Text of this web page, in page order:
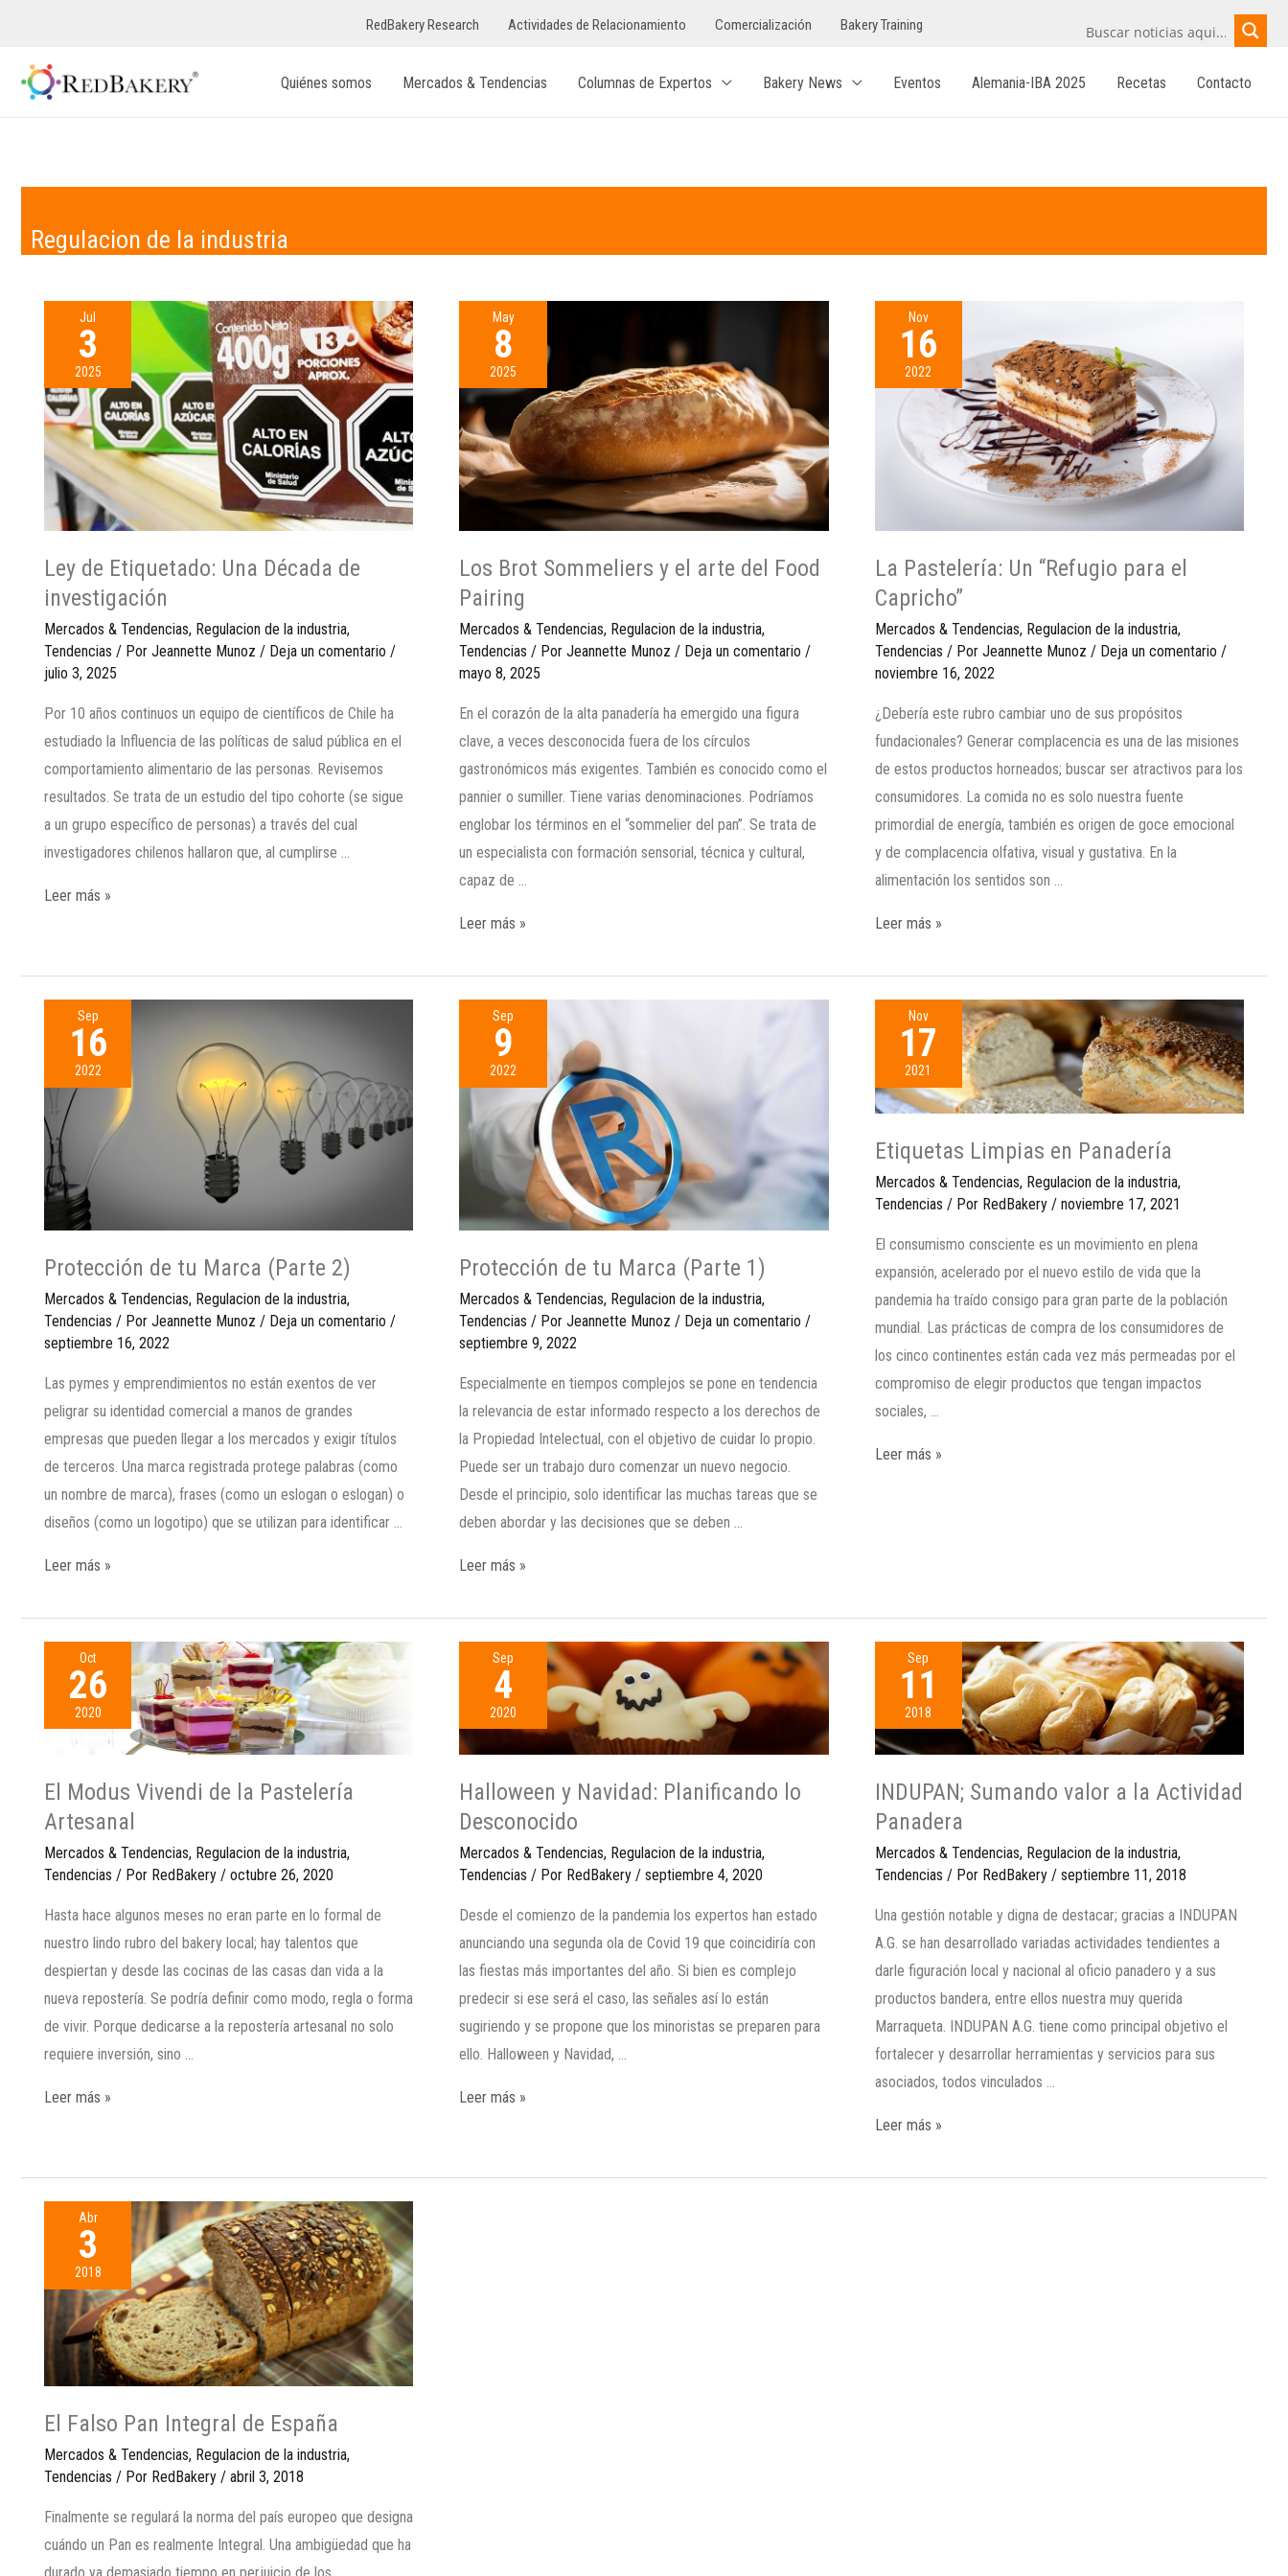
RedBakery Research Actividades de Relacionamiento Comercialización Bakery Training
Quiénes somos Mercados & Tendencias Columnas de Expertos Bakery News Eventos Alemania-IBA 2025 Recetas Contacto
Regulacion de la industria
Jul
3
2025
Ley de Etiquetado: Una Década de
investigación
Mercados & Tendencias, Regulacion de la industria,
Tendencias / Por Jeannette Munoz / Deja un comentario /
julio 3, 2025
Por 10 años continuos un equipo de científicos de Chile ha
estudiado la Influencia de las políticas de salud pública en el
comportamiento alimentario de las personas. Revisemos
resultados. Se trata de un estudio del tipo cohorte (se sigue
a un grupo específico de personas) a través del cual
investigadores chilenos hallaron que, al cumplirse …
Leer más »
May
8
2025
Los Brot Sommeliers y el arte del Food
Pairing
Mercados & Tendencias, Regulacion de la industria,
Tendencias / PorJeannette Munoz / Deja un comentario /
mayo 8, 2025
En el corazón de la alta panadería ha emergido una figura
clave, a veces desconocida fuera de los círculos
gastronómicos más exigentes. También es conocido como el
pannier o sumiller. Tiene varias denominaciones. Podríamos
englobar los términos en el “sommelier del pan”. Se trata de
un especialista con formación sensorial, técnica y cultural,
capaz de …
Leer más »
Nov
16
2022
La Pastelería: Un “Refugio para el
Capricho”
Mercados & Tendencias, Regulacion de la industria,
Tendencias / Por Jeannette Munoz / Deja un comentario /
noviembre 16, 2022
¿Debería este rubro cambiar uno de sus propósitos
fundacionales? Generar complacencia es una de las misiones
de estos productos horneados; buscar ser atractivos para los
consumidores. La comida no es solo nuestra fuente
primordial de energía, también es origen de goce emocional
y de complacencia olfativa, visual y gustativa. En la
alimentación los sentidos son …
Leer más »
Sep
16
2022
Protección de tu Marca (Parte 2)
Mercados & Tendencias, Regulacion de la industria,
Tendencias / Por Jeannette Munoz / Deja un comentario /
septiembre 16, 2022
Las pymes y emprendimientos no están exentos de ver
peligrar su identidad comercial a manos de grandes
empresas que pueden llegar a los mercados y exigir títulos
de terceros. Una marca registrada protege palabras (como
un nombre de marca), frases (como un eslogan o eslogan) o
diseños (como un logotipo) que se utilizan para identificar …
Leer más »
Sep
9
2022
Protección de tu Marca (Parte 1)
Mercados & Tendencias, Regulacion de la industria,
Tendencias / PorJeannette Munoz / Deja un comentario /
septiembre 9, 2022
Especialmente en tiempos complejos se pone en tendencia
la relevancia de estar informado respecto a los derechos de
la Propiedad Intelectual, con el objetivo de cuidar lo propio.
Puede ser un trabajo duro comenzar un nuevo negocio.
Desde el principio, solo identificar las muchas tareas que se
deben abordar y las decisiones que se deben …
Leer más »
Nov
17
2021
Etiquetas Limpias en Panadería
Mercados & Tendencias, Regulacion de la industria,
Tendencias / Por RedBakery / noviembre 17, 2021
El consumismo consciente es un movimiento en plena
expansión, acelerado por el nuevo estilo de vida que la
pandemia ha traído consigo para gran parte de la población
mundial. Las prácticas de compra de los consumidores de
los cinco continentes están cada vez más permeadas por el
compromiso de elegir productos que tengan impactos
sociales, …
Leer más »
Oct
26
2020
El Modus Vivendi de la Pastelería
Artesanal
Mercados & Tendencias, Regulacion de la industria,
Tendencias / Por RedBakery / octubre 26, 2020
Hasta hace algunos meses no eran parte en lo formal de
nuestro lindo rubro del bakery local; hay talentos que
despiertan y desde las cocinas de las casas dan vida a la
nueva repostería. Se podría definir como modo, regla o forma
de vivir. Porque dedicarse a la repostería artesanal no solo
requiere inversión, sino …
Leer más »
Sep
4
2020
Halloween y Navidad: Planificando lo
Desconocido
Mercados & Tendencias, Regulacion de la industria,
Tendencias / Por RedBakery /septiembre 4, 2020
Desde el comienzo de la pandemia los expertos han estado
anunciando una segunda ola de Covid 19 que coincidiría con
las fiestas más importantes del año. Si bien es complejo
predecir si ese será el caso, las señales así lo están
sugiriendo y se propone que los minoristas se preparen para
ello. Halloween y Navidad, …
Leer más »
Sep
11
2018
INDUPAN; Sumando valor a la Actividad
Panadera
Mercados & Tendencias, Regulacion de la industria,
Tendencias / Por RedBakery / septiembre 11, 2018
Una gestión notable y digna de destacar; gracias a INDUPAN
A.G. se han desarrollado variadas actividades tendientes a
darle figuración local y nacional al oficio panadero y a sus
productos bandera, entre ellos nuestra muy querida
Marraqueta. INDUPAN A.G. tiene como principal objetivo el
fortalecer y desarrollar herramientas y servicios para sus
asociados, todos vinculados …
Leer más »
Abr
3
2018
El Falso Pan Integral de España
Mercados & Tendencias, Regulacion de la industria,
Tendencias / Por RedBakery / abril 3, 2018
Finalmente se regulará la norma del país europeo que designa
cuándo un Pan es realmente Integral. Una ambigüedad que ha
durado ya demasiado tiempo en perjuicio de los